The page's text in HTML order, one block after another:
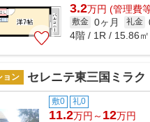
3.2万円 (管理費
敷金 0ヶ月 礼金
4階 / 1R / 15.86㎡
ョン セレニテ東三国ミラク
敷0 礼0
11.2万円～ 12万円